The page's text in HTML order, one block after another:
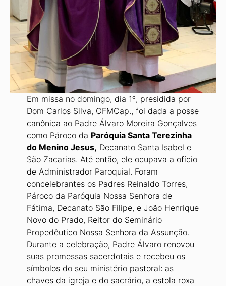
Em missa no domingo, dia 1º, presidida por
Dom Carlos Silva, OFMCap., foi dada a posse
canônica ao Padre Álvaro Moreira Gonçalves
como Páro­co da Paróquia Santa Terezinha
do Menino Jesus, Decanato Santa Isabel e
São Zacarias. Até então, ele ocupava a ofício
de Administra­dor Paroquial. Foram
concelebrantes os Padres Reinaldo Torres,
Pároco da Paróquia Nossa Se­nhora de
Fátima, Decanato São Filipe, e João Henrique
Novo do Prado, Reitor do Seminário
Propedêutico Nossa Senhora da Assunção.
Durante a celebração, Padre Álvaro renovou
suas promessas sacerdotais e recebeu os
símbolos do seu ministério pastoral: as
chaves da igreja e do sacrário, a estola roxa